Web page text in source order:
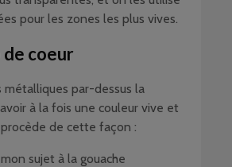
pour les zones les plus vives.
de coeur
métalliques par-dessus la
à la fois une couleur vive et
de cette façon :
sujet à la gouache